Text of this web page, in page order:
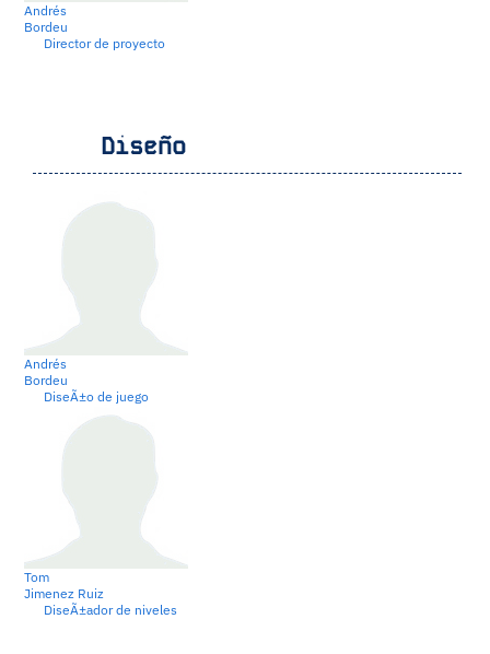
Andrés
Bordeu
Director de proyecto
Diseño
Andrés
Bordeu
DiseÃ±o de juego
Tom
Jimenez Ruiz
DiseÃ±ador de niveles